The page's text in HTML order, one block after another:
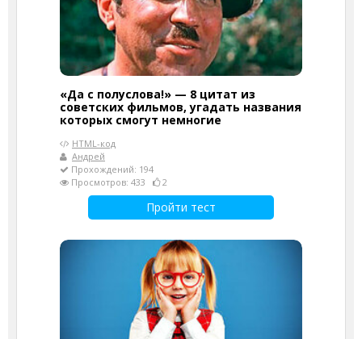
«Да с полуслова!» — 8 цитат из
советских фильмов, угадать названия
которых смогут немногие
HTML-код
Андрей
Прохождений: 194
Просмотров: 433
2
Пройти тест